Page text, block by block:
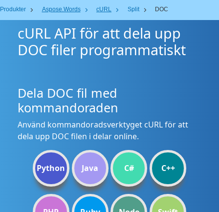
Produkter Aspose.Words cURL Split DOC
cURL API för att dela upp
DOC filer programmatiskt
Dela DOC fil med
kommandoraden
Använd kommandoradsverktyget cURL för att
dela upp DOC filen i delar online.
Python Java C# C++